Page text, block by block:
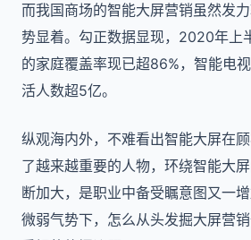
而我国商场的智能大屏营销虽然发
势显着。勾正数据显现， 2020年上
的家庭覆盖率现已超86%，智能电
活人数超5亿。
纵观海内外，不难看出智能大屏在
了越来越重要的人物，环绕智能大
断加大，是职业中备受瞩意图又一
微弱气势下，怎么从头发掘大屏营